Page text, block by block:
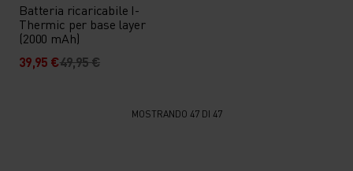
Batteria ricaricabile I-
Thermic per base layer
(2000 mAh)
39,95 €49,95 €
MOSTRANDO 47 DI 47